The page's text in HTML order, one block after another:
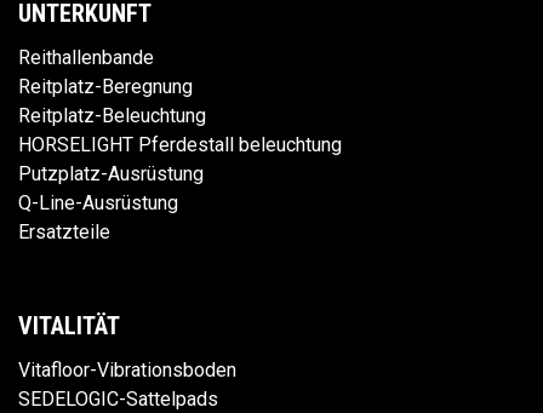
UNTERKUNFT
Reithallenbande
Reitplatz-Beregnung
Reitplatz-Beleuchtung
HORSELIGHT Pferdestall beleuchtung
Putzplatz-Ausrüstung
Q-Line-Ausrüstung
Ersatzteile
VITALITÄT
Vitafloor-Vibrationsboden
SEDELOGIC-Sattelpads